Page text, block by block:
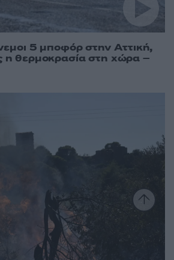
5 μποφόρ στην Αττική,
θερμοκρασία στη χώρα –